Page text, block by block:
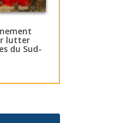
lutter
du Sud-